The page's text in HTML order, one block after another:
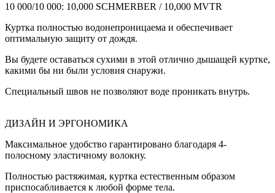
10 000/10 000: 10,000 SCHMERBER / 10,000 MVTR
Куртка полностью водонепроницаема и обеспечивает
оптимальную защиту от дождя.
Вы будете оставаться сухими в этой отлично дышащей куртке,
какими бы ни были условия снаружи.
Специальный швов не позволяют воде проникать внутрь.
ДИЗАЙН И ЭРГОНОМИКА
Максимальное удобство гарантировано благодаря 4-
полосному эластичному волокну.
Полностью растяжимая, куртка естественным образом
приспосабливается к любой форме тела.